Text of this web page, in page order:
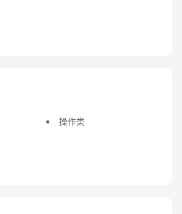
操作类